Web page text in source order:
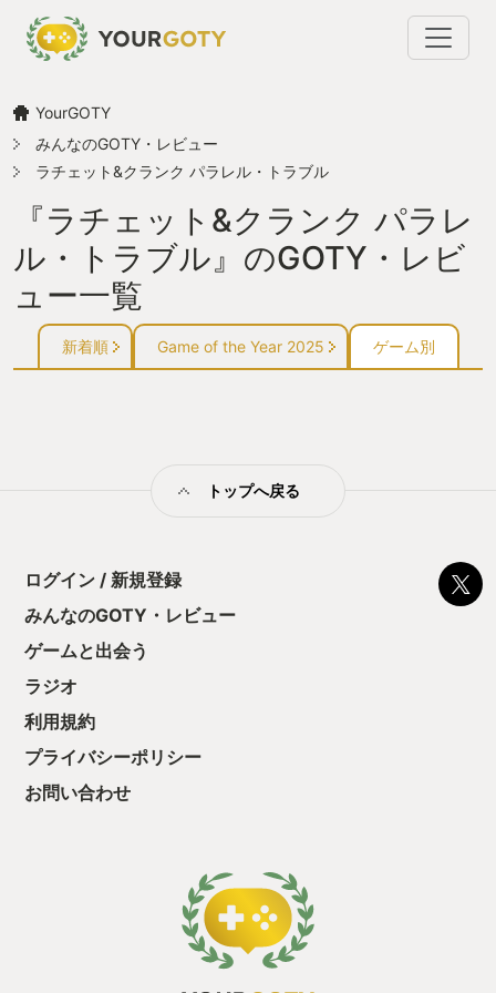
YourGOTY
みんなのGOTY・レビュー
ラチェット&クランク パラレル・トラブル
『ラチェット&クランク パラレ
ル・トラブル』のGOTY・レビ
ュー一覧
新着順 Game of the Year 2025 ゲーム別
トップへ戻る
ログイン / 新規登録
みんなのGOTY・レビュー
ゲームと出会う
ラジオ
利用規約
プライバシーポリシー
お問い合わせ